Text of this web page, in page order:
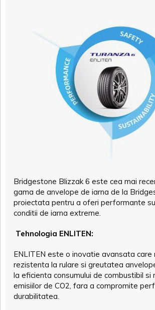
Bridgestone Blizzak 6 este cea mai
gama de anvelope de iarna de la
proiectata pentru a oferi performante
conditii de iarna extreme.
Tehnologia ENLITEN:
ENLITEN este o inovatie avansata care
rezistenta la rulare si greutatea
la eficienta consumului de combustibil si
emisiilor de CO2, fara a compromite
durabilitatea.